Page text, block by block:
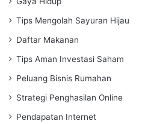
Tips Mengolah Sayuran Hijau
Daftar Makanan
Tips Aman Investasi Saham
Peluang Bisnis Rumahan
Strategi Penghasilan Online
Pendapatan Internet